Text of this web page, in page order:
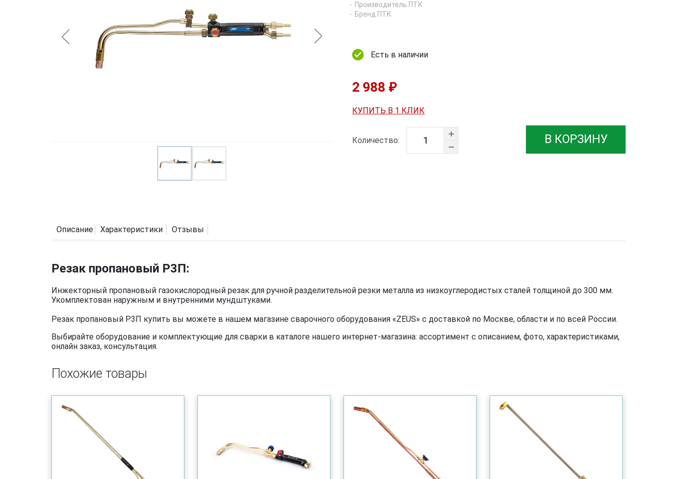
Производитель ПТК
Бренд ПТК
Есть в наличии
2 988 ₽
КУПИТЬ В 1 КЛИК
Количество: В КОРЗИНУ
Описание Характеристики Отзывы
Резак пропановый Р3П:
Инжекторный пропановый газокислородный резак для ручной разделительной резки металла из низкоуглеродистых сталей толщиной до 300 мм.
Укомплектован наружным и внутренними мундштуками.
Резак пропановый Р3П купить вы можете в нашем магазине сварочного оборудования «ZEUS» с доставкой по Москве, области и по всей России.
Выбирайте оборудование и комплектующие для сварки в каталоге нашего интернет-магазина: ассортимент с описанием, фото, характеристиками,
онлайн заказ, консультация.
Похожие товары